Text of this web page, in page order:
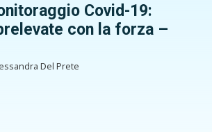
Covid-19:
con la forza –
Del Prete